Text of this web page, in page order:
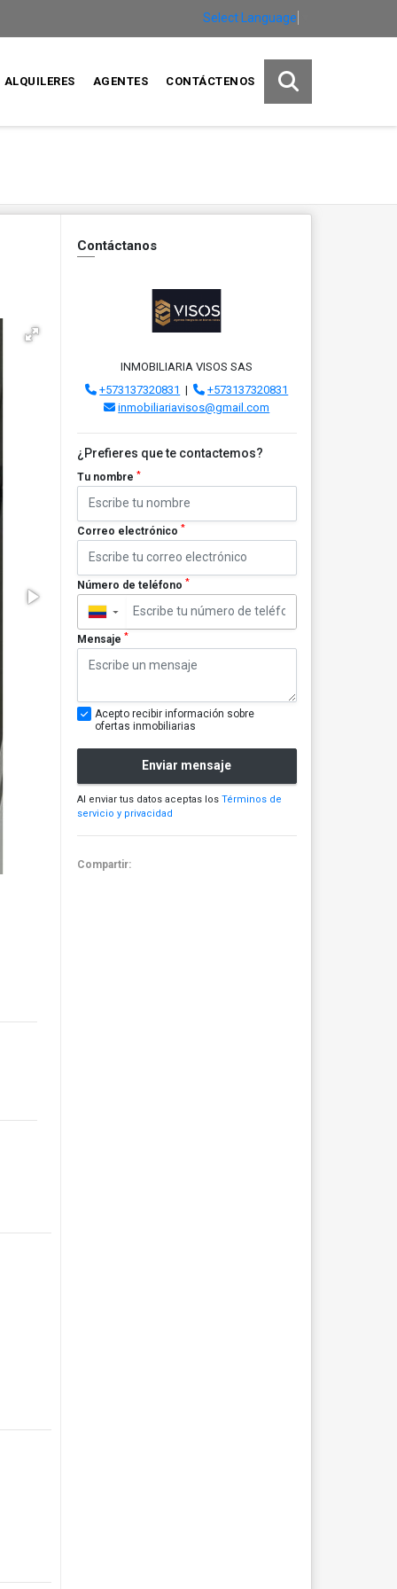
Select Language
ALQUILERES AGENTES CONTÁCTENOS
Contáctanos
INMOBILIARIA VISOS SAS
+573137320831 |
+573137320831
inmobiliariavisos@gmail.com
¿Prefieres que te contactemos?
Tu nombre *
Correo electrónico *
Número de teléfono *
▼
Mensaje *
Acepto recibir información sobre
ofertas inmobiliarias
Enviar mensaje
Al enviar tus datos aceptas los Términos de
servicio y privacidad
Compartir: